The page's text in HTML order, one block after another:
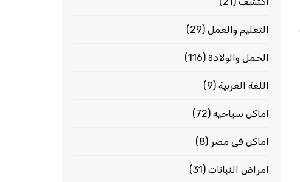
التعليم والعمل (29)
الحمل والولادة (116)
اللغة العربية (9)
اماكن سياحيه (72)
اماكن فى مصر (8)
امراض النباتات (31)